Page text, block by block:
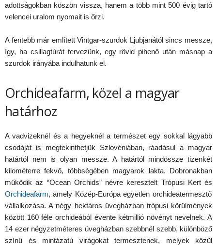
adottságokban köszön vissza, hanem a több mint 500 évig tartó
velencei uralom nyomait is őrzi.
A fentebb már említett Vintgar-szurdok Ljubjanától sincs messze,
így, ha csillagtúrát tervezünk, egy rövid pihenő után másnap a
szurdok irányába indulhatunk el.
Orchideafarm, közel a magyar
határhoz
A vadvizeknél és a hegyeknél a természet egy sokkal lágyabb
csodáját is megtekinthetjük Szlovéniában, ráadásul a magyar
határtól nem is olyan messze. A határtól mindössze tizenkét
kilométerre fekvő, többségében magyarok lakta, Dobronakban
működik az “Ocean Orchids” névre keresztelt Trópusi Kert és
Orchideafarm, amely Közép-Európa egyetlen orchideatermesztő
vállalkozása. A négy hektáros üvegházban trópusi körülmények
között 160 féle orchideából évente kétmillió növényt nevelnek. A
14 ezer négyzetméteres üvegházban szebbnél szebb, különböző
színű és mintázatú virágokat termesztenek, melyek közül